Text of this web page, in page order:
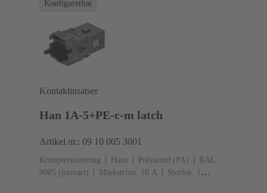
Konfigurerbar
Kontaktinsatser
Han 1A-5+PE-c-m latch
Artikel nr.: 09 10 005 3001
Krimpterminering Hane Polyamid (PA)
RAL
9005 (jetsvart)
Märkström: ‌10 A
Storlek: 1